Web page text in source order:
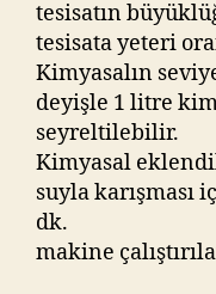
tesisatın
tesisata yeteri
Kimyasalın
deyişle 1 litre
seyreltilebilir.
Kimyasal
suyla karışması
dk.
makine